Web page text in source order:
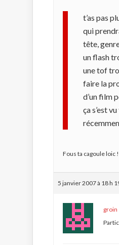
t’as pas
qui
tête,
un flash
une tof
faire la
d’un film
ça s’est
Fous ta cagoule loic
5 janvier 2007 à 18 h
groin